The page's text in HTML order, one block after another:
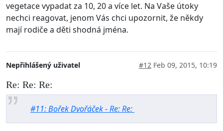
vegetace vypadat za 10, 20 a více let. Na Vaše útoky
nechci reagovat, jenom Vás chci upozornit, že někdy
mají rodiče a děti shodná jména.
Nepřihlášený uživatel #12 Feb 09, 2015, 10:19
Re: Re: Re:
#11: Bořek Dvořáček - Re: Re: